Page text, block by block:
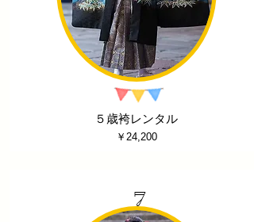
５歳袴レンタル
￥24,200
7